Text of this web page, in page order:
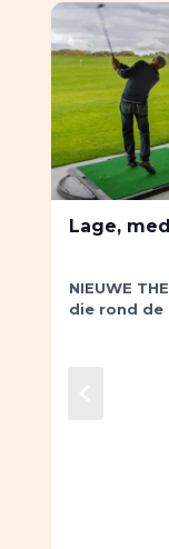
Lage,
NIEUWE
die rond de
balvluchten